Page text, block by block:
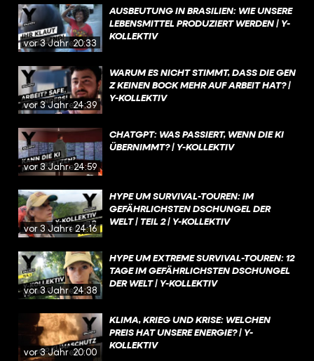
vor 3 Jahren20:33
AUSBEUTUNG IN BRASILIEN: WIE UNSERE
LEBENSMITTEL PRODUZIERT WERDEN | Y-
KOLLEKTIV
vor 3 Jahren24:39
WARUM ES NICHT STIMMT, DASS DIE GEN
Z KEINEN BOCK MEHR AUF ARBEIT HAT? |
Y-KOLLEKTIV
vor 3 Jahren24:59
CHATGPT: WAS PASSIERT, WENN DIE KI
ÜBERNIMMT? | Y-KOLLEKTIV
vor 3 Jahren24:16
HYPE UM SURVIVAL-TOUREN: IM
GEFÄHRLICHSTEN DSCHUNGEL DER
WELT | TEIL 2 | Y-KOLLEKTIV
vor 3 Jahren24:38
HYPE UM EXTREME SURVIVAL-TOUREN: 12
TAGE IM GEFÄHRLICHSTEN DSCHUNGEL
DER WELT | Y-KOLLEKTIV
vor 3 Jahren20:00
KLIMA, KRIEG UND KRISE: WELCHEN
PREIS HAT UNSERE ENERGIE? | Y-
KOLLEKTIV